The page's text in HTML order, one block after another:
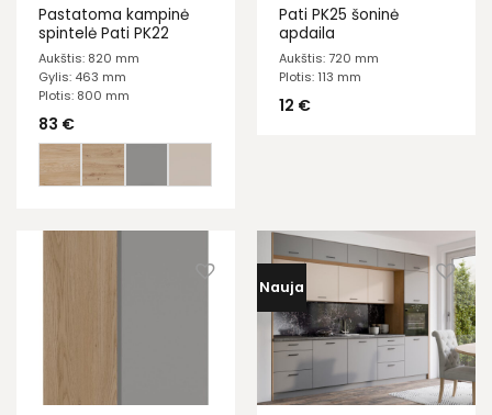
Pastatoma kampinė
spintelė Pati PK22
Aukštis: 820 mm
Gylis: 463 mm
Plotis: 800 mm
83 €
Pati PK25 šoninė
apdaila
Aukštis: 720 mm
Plotis: 113 mm
12 €
Nauja